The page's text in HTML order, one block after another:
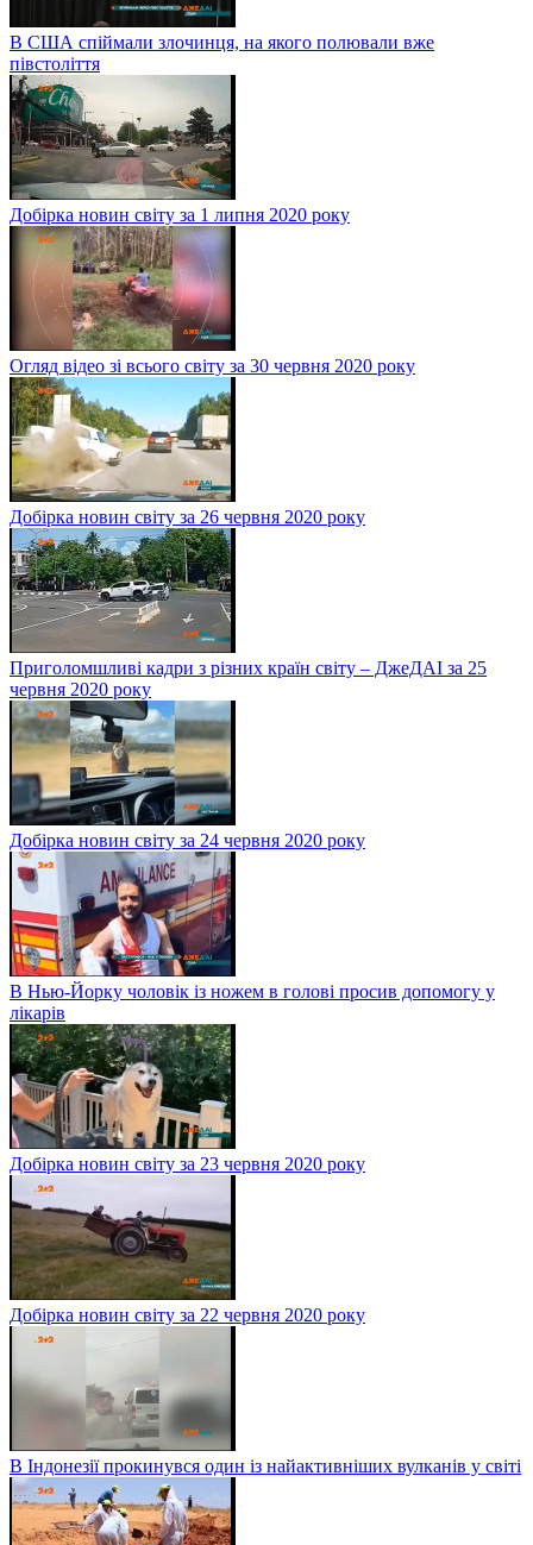
В США спіймали злочинця, на якого полювали вже
півстоліття
Добірка новин світу за 1 липня 2020 року
Огляд відео зі всього світу за 30 червня 2020 року
Добірка новин світу за 26 червня 2020 року
Приголомшливі кадри з різних країн світу – ДжеДАІ за 25
червня 2020 року
Добірка новин світу за 24 червня 2020 року
В Нью-Йорку чоловік із ножем в голові просив допомогу у
лікарів
Добірка новин світу за 23 червня 2020 року
Добірка новин світу за 22 червня 2020 року
В Індонезії прокинувся один із найактивніших вулканів у світі